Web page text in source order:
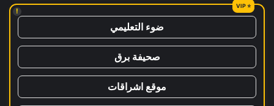
!
ضوء التعليمي
صحيفة برق
موقع اشراقات